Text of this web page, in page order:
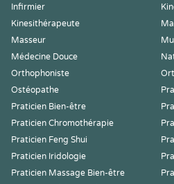
Infirmier
Kinesithérapeute
Masseur
Médecine Douce
Orthophoniste
Ostéopathe
Praticien Bien-être
Praticien Chromothérapie
Praticien Feng Shui
Praticien Iridologie
Praticien Massage Bien-être